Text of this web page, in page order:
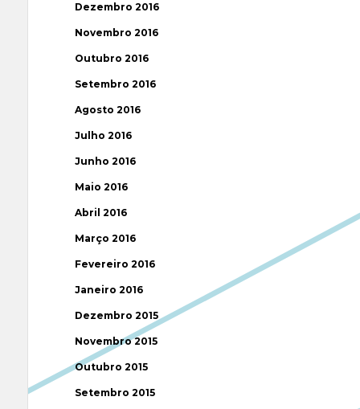
Dezembro 2016
Novembro 2016
Outubro 2016
Setembro 2016
Agosto 2016
Julho 2016
Junho 2016
Maio 2016
Abril 2016
Março 2016
Fevereiro 2016
Janeiro 2016
Dezembro 2015
Novembro 2015
Outubro 2015
Setembro 2015